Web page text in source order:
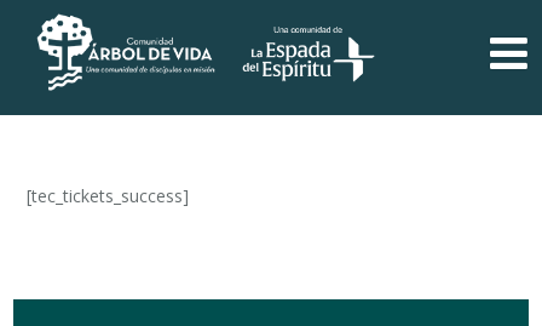
[tec_tickets_success]